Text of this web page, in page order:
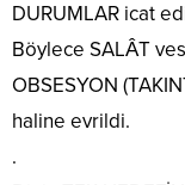
DURUMLAR icat
Böylece SALÂT
OBSESYON
haline evrildi.
.